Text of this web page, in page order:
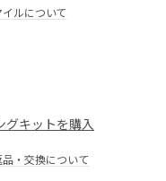
イルについて
グキットを購入
品・交換について